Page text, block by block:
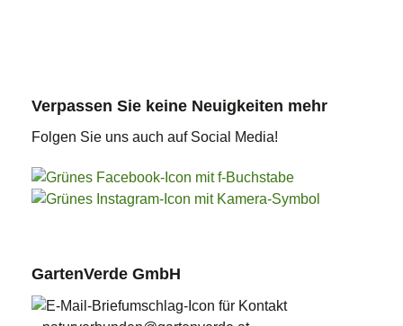
Verpassen Sie keine Neuigkeiten mehr
Folgen Sie uns auch auf Social Media!
GartenVerde GmbH